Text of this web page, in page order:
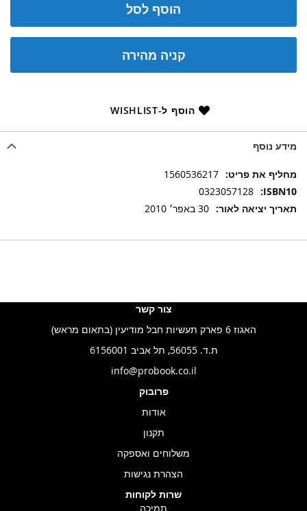
הוסף לסל
קניה מהירה
הוסף ל-WISHLIST
מידע נוסף
מידע
נוסף
1560536217
0323057128
30 באפר׳ 2010
צור קשר
האגוז 6 פארק תעשיות חבל מודיעין (בתאום מראש)
ת.ד. 56055, תל אביב 6156001
info@probook.co.il
פרובוק
אודות
תקנון
משלוחים ואספקה
הצהרת נגישות
שרות לקוחות
תמיכה